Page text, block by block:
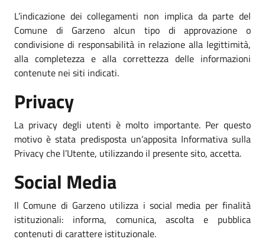
L’indicazione dei collegamenti non implica da parte del
Comune di Garzeno alcun tipo di approvazione o
condivisione di responsabilità in relazione alla legittimità,
alla completezza e alla correttezza delle informazioni
contenute nei siti indicati.
Privacy
La privacy degli utenti è molto importante. Per questo
motivo è stata predisposta un’apposita Informativa sulla
Privacy che l’Utente, utilizzando il presente sito, accetta.
Social Media
Il Comune di Garzeno utilizza i social media per finalità
istituzionali: informa, comunica, ascolta e pubblica
contenuti di carattere istituzionale.